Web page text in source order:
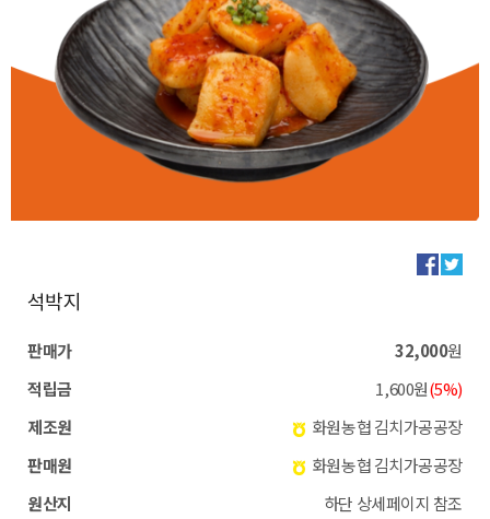
석박지
판매가 32,000원
적립금
1,600원(5%)
제조원
화원농협 김치가공공장
판매원
화원농협 김치가공공장
원산지
하단 상세페이지 참조